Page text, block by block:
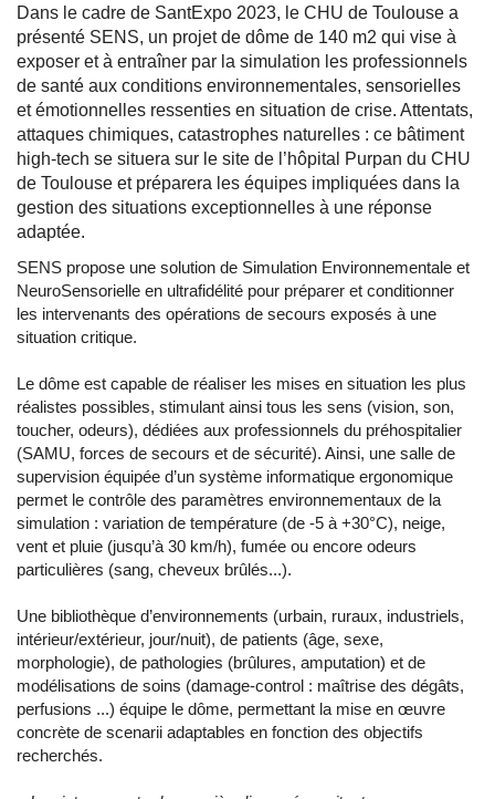
Dans le cadre de SantExpo 2023, le CHU de Toulouse a
présenté SENS, un projet de dôme de 140 m2 qui vise à
exposer et à entraîner par la simulation les professionnels
de santé aux conditions environnementales, sensorielles
et émotionnelles ressenties en situation de crise. Attentats,
attaques chimiques, catastrophes naturelles : ce bâtiment
high-tech se situera sur le site de l’hôpital Purpan du CHU
de Toulouse et préparera les équipes impliquées dans la
gestion des situations exceptionnelles à une réponse
adaptée.
SENS propose une solution de Simulation Environnementale et
NeuroSensorielle en ultrafidélité pour préparer et conditionner
les intervenants des opérations de secours exposés à une
situation critique.
Le dôme est capable de réaliser les mises en situation les plus
réalistes possibles, stimulant ainsi tous les sens (vision, son,
toucher, odeurs), dédiées aux professionnels du préhospitalier
(SAMU, forces de secours et de sécurité). Ainsi, une salle de
supervision équipée d’un système informatique ergonomique
permet le contrôle des paramètres environnementaux de la
simulation : variation de température (de -5 à +30°C), neige,
vent et pluie (jusqu’à 30 km/h), fumée ou encore odeurs
particulières (sang, cheveux brûlés...).
Une bibliothèque d’environnements (urbain, ruraux, industriels,
intérieur/extérieur, jour/nuit), de patients (âge, sexe,
morphologie), de pathologies (brûlures, amputation) et de
modélisations de soins (damage-control : maîtrise des dégâts,
perfusions ...) équipe le dôme, permettant la mise en œuvre
concrète de scenarii adaptables en fonction des objectifs
recherchés.